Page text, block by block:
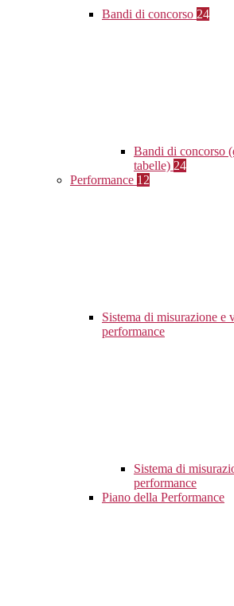
Bandi di concorso 24
Bandi di concorso
tabelle) 24
Performance 12
Sistema di misurazione e
performance
Sistema di
performance
Piano della Performance